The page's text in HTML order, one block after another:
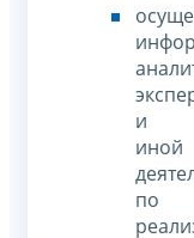
и
иной
по